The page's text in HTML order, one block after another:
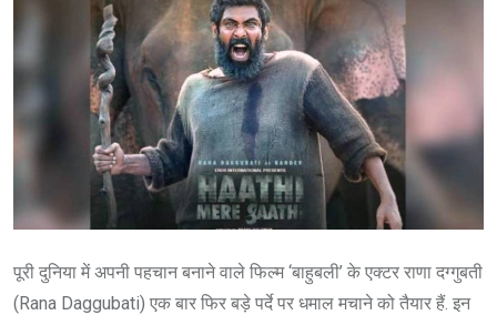
पूरी दुनिया में अपनी पहचान बनाने वाले फिल्म ‘बाहुबली’ के एक्टर राणा दग्गुबती
(Rana Daggubati) एक बार फिर बड़े पर्दे पर धमाल मचाने को तैयार हैं. इन